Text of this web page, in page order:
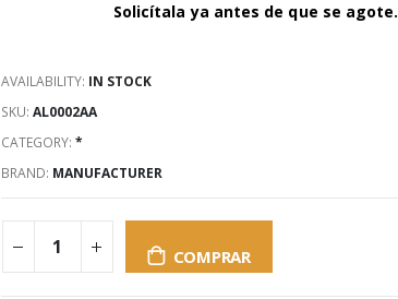
Solicítala ya antes de que se agote.
AVAILABILITY: IN STOCK
SKU: AL0002AA
CATEGORY: *
BRAND: MANUFACTURER
COMPRAR